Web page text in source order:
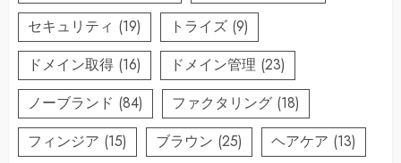
セキュリティ (19) トライズ (9)
ドメイン取得 (16) ドメイン管理 (23)
ノーブランド (84) ファクタリング (18)
フィンジア (15) ブラウン (25) ヘアケア (13)